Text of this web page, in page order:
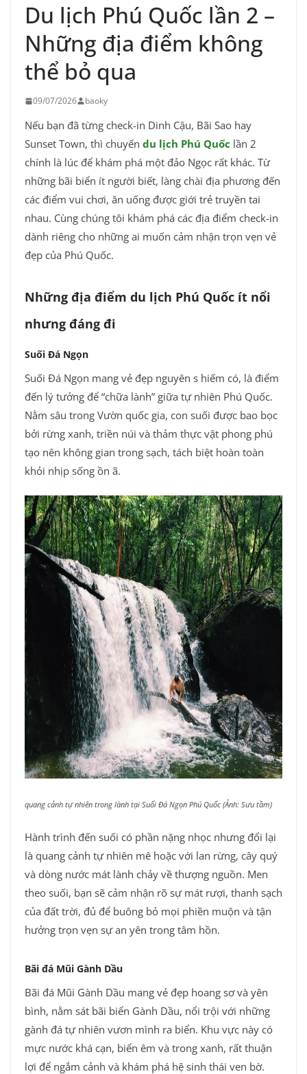
Du lịch Phú Quốc lần 2 –
Những địa điểm không
thể bỏ qua
09/07/2026 baoky
Nếu bạn đã từng check-in Dinh Cậu, Bãi Sao hay
Sunset Town, thì chuyến du lịch Phú Quốc lần 2
chính là lúc để khám phá một đảo Ngọc rất khác. Từ
những bãi biển ít người biết, làng chài địa phương đến
các điểm vui chơi, ăn uống được giới trẻ truyền tai
nhau. Cùng chúng tôi khám phá các địa điểm check-in
dành riêng cho những ai muốn cảm nhận trọn vẹn vẻ
đẹp của Phú Quốc.
Những địa điểm du lịch Phú Quốc ít nổi
nhưng đáng đi
Suối Đá Ngọn
Suối Đá Ngọn mang vẻ đẹp nguyên s hiếm có, là điểm
đến lý tưởng để “chữa lành” giữa tự nhiên Phú Quốc.
Nằm sâu trong Vườn quốc gia, con suối được bao bọc
bởi rừng xanh, triền núi và thảm thực vật phong phú
tạo nên không gian trong sạch, tách biệt hoàn toàn
khỏi nhịp sống ồn ã.
quang cảnh tự nhiên trong lành tại Suối Đá Ngọn Phú Quốc (Ảnh: Sưu tầm)
Hành trình đến suối có phần nặng nhọc nhưng đổi lại
là quang cảnh tự nhiên mê hoặc với lan rừng, cây quý
và dòng nước mát lành chảy về thượng nguồn. Men
theo suối, bạn sẽ cảm nhận rõ sự mát rượi, thanh sạch
của đất trời, đủ để buông bỏ mọi phiền muộn và tận
hưởng trọn vẹn sự an yên trong tâm hồn.
Bãi đá Mũi Gành Dầu
Bãi đá Mũi Gành Dầu mang vẻ đẹp hoang sơ và yên
bình, nằm sát bãi biển Gành Dầu, nổi trội với những
gành đá tự nhiên vươn mình ra biển. Khu vực này có
mực nước khá cạn, biển êm và trong xanh, rất thuận
lợi để ngắm cảnh và khám phá hệ sinh thái ven bờ.